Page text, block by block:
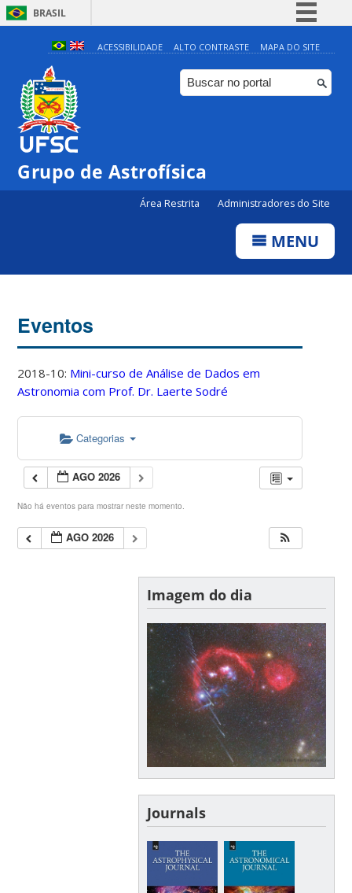
BRASIL
Simplifique!
Comunica BR
Participe
ACESSIBILIDADE ALTO CONTRASTE MAPA DO SITE
Grupo de Astrofísica
Área Restrita Administradores do Site
MENU
Eventos
2018-10: Mini-curso de Análise de Dados em
Astronomia com Prof. Dr. Laerte Sodré
Categorias
AGO 2026
Não há eventos para mostrar neste momento.
AGO 2026
Imagem do dia
Journals